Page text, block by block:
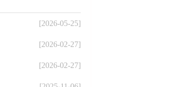
[2026-05-25]
[2026-02-27]
[2026-02-27]